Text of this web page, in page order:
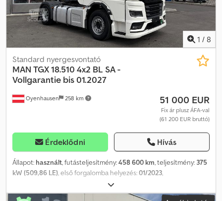
szükséges dokumentumokat) RADEK – … Hivatkozási szám: 6574
1 / 8
Oyenhausen 258 km
Standard nyergesvontató
MAN TGX 18.510 4x2 BL SA -
Vollgarantie bis 01.2027
51 000 EUR
Fix ár plusz ÁFA-val
(61 200 EUR bruttó)
Érdeklődni Hívás
Állapot: használt, futásteljesítmény:458 600 km, teljesítmény: 375
kW (509,86 LE), első forgalomba helyezés:01/2023,
, saját tömeg:
9 827 kg, össztömeg:18 000 kg, tengelyelrendezés:4x2,